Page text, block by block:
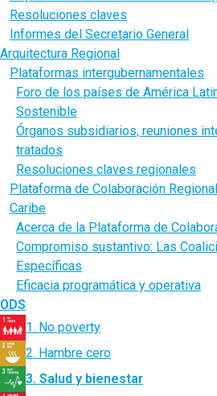
Resoluciones claves
Informes del Secretario General
Arquitectura Regional
Plataformas intergubernamentales
Foro de los países de América
Sostenible
Órganos subsidiarios, reuniones
tratados
Resoluciones claves regionales
Plataforma de Colaboración
Caribe
Acerca de la Plataforma de
Compromiso sustantivo: Las
Específicas
Eficacia programática y operativa
ODS
1. No poverty
2. Hambre cero
3. Salud y bienestar